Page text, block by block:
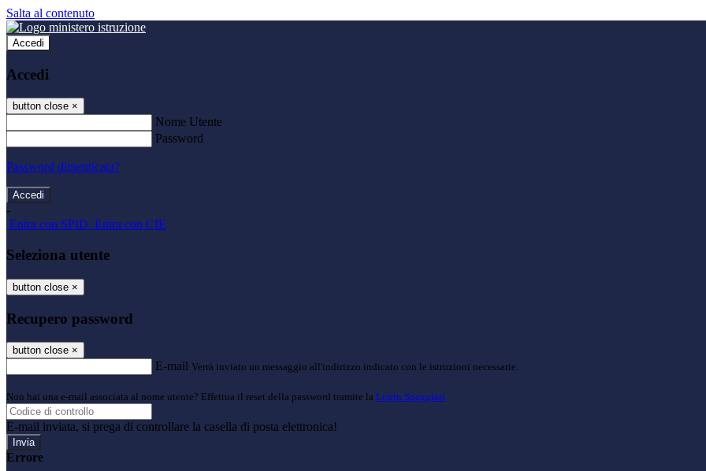
Salta al contenuto
Accedi
Accedi
button close ×
Nome Utente
Password
Password dimenticata?
-
Entra con SPID Entra con CIE
Seleziona utente
button close ×
Recupero password
button close ×
E-mail Verrà inviato un messaggio all'indirizzo indicato con le istruzioni necessarie.
Non hai una e-mail associata al nome utente? Effettua il reset della password tramite la Login Spaggiari
E-mail inviata, si prega di controllare la casella di posta elettronica!
Errore